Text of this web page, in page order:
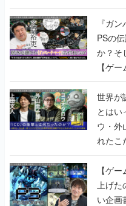
書】
『ガ
PSの
か？そ
【ゲ
世界が
とはい
ウ・外
れたこ
画書】
【ゲ
上げ
い企画